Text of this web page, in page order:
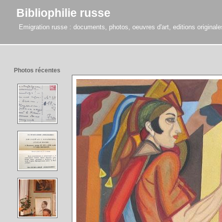
Bibliophilie russe
Emigration russe : documents, photos, oeuvres d'art, editions
Photos récentes